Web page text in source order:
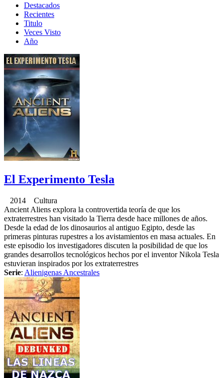
Destacados
Recientes
Titulo
Veces Visto
Año
El Experimento Tesla
2014 Cultura
Ancient Aliens explora la controvertida teoría de que los
extraterrestres han visitado la Tierra desde hace millones de años.
Desde la edad de los dinosaurios al antiguo Egipto, desde las
primeras pinturas rupestres a los avistamientos en masa actuales. En
este episodio los investigadores discuten la posibilidad de que los
grandes desarrollos tecnológicos hechos por el inventor Nikola Tesla
estuvieran inspirados por los extraterrestres
Serie: Alienigenas Ancestrales